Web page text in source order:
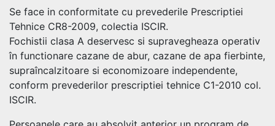
Se face in conformitate cu prevederile Prescriptiei
Tehnice CR8-2009, colectia ISCIR.
Fochistii clasa A deservesc si supravegheaza operativ
în functionare cazane de abur, cazane de apa fierbinte,
supraîncalzitoare si economizoare independente,
conform prevederilor prescriptiei tehnice C1-2010 col.
ISCIR.